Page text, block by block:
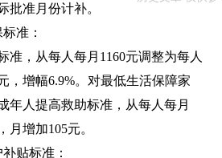
批准月份计补。
准：
准，从每人每月1160元调整为每人
，增幅6.9%。对最低生活保障家
年人提高救助标准，从每人每月
月增加105元。
贴标准：